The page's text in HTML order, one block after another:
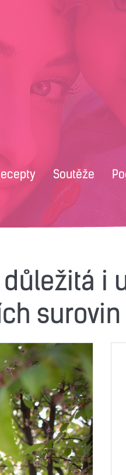
Soutěže
i
surovin